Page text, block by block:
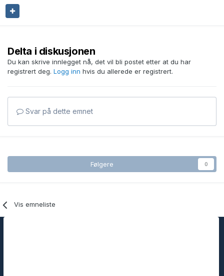
Delta i diskusjonen
Du kan skrive innlegget nå, det vil bli postet etter at du har
registrert deg. Logg inn hvis du allerede er registrert.
Svar på dette emnet
Følgere 0
Vis emneliste